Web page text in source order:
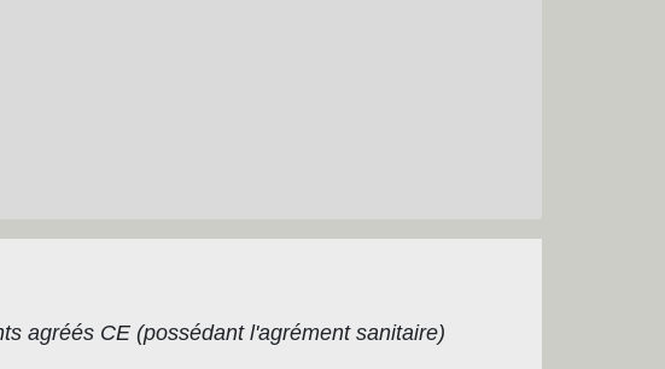
agréés CE (possédant l'agrément sanitaire)